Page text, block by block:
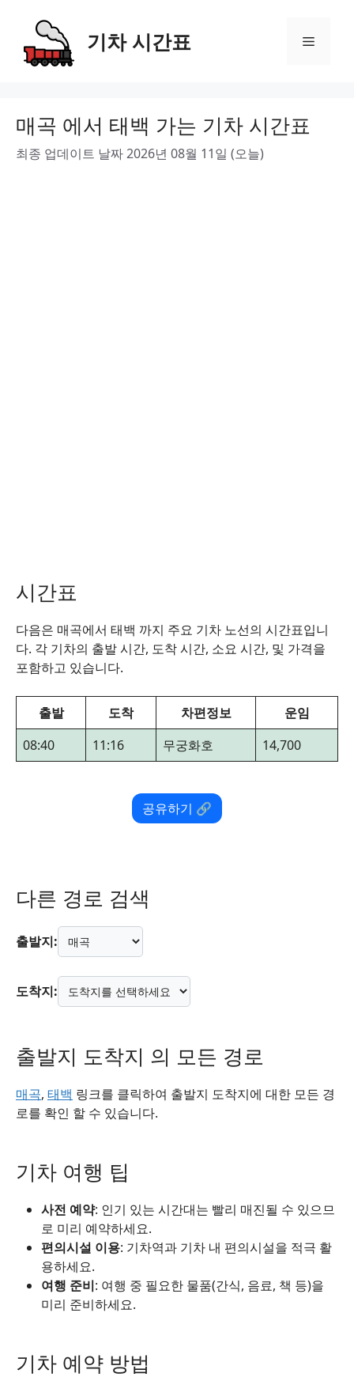
content
기차 시간표 Menu
매곡 에서 태백 가는 기차 시간표
최종 업데이트 날짜 2026년 08월 11일 (오늘)
시간표
다음은 매곡에서 태백 까지 주요 기차 노선의 시간표입니
다. 각 기차의 출발 시간, 도착 시간, 소요 시간, 및 가격을
포함하고 있습니다.
출발 도착 차편정보
운임
08:40
11:16 무궁화호 14,700
공유하기 🔗
다른 경로 검색
출발지:
도착지:
출발지 도착지 의 모든 경로
매곡, 태백 링크를 클릭하여 출발지 도착지에 대한 모든 경
로를 확인 할 수 있습니다.
기차 여행 팁
사전 예약: 인기 있는 시간대는 빨리 매진될 수 있으므
로 미리 예약하세요.
편의시설 이용: 기차역과 기차 내 편의시설을 적극 활
용하세요.
여행 준비: 여행 중 필요한 물품(간식, 음료, 책 등)을
미리 준비하세요.
기차 예약 방법